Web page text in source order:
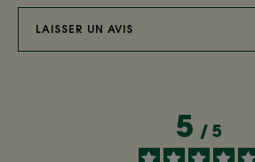
LAISSER UN AVIS
5/ 5